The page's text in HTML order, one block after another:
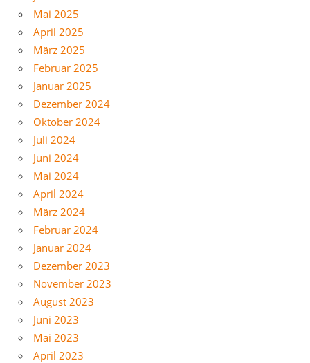
Mai 2025
April 2025
März 2025
Februar 2025
Januar 2025
Dezember 2024
Oktober 2024
Juli 2024
Juni 2024
Mai 2024
April 2024
März 2024
Februar 2024
Januar 2024
Dezember 2023
November 2023
August 2023
Juni 2023
Mai 2023
April 2023